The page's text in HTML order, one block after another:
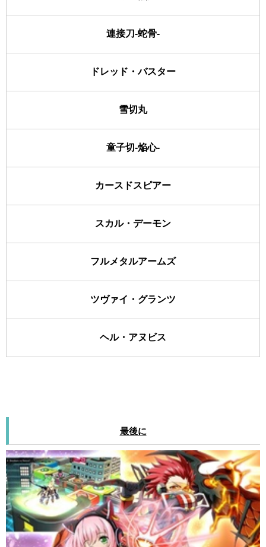
連接刀-蛇骨-
ドレッド・バスター
雪切丸
童子切-焔心-
カースドスピアー
スカル・デーモン
フルメタルアームズ
ツヴァイ・グランツ
ヘル・アヌビス
最後に